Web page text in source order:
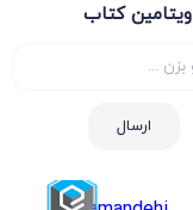
ویتامین کتاب
ارسال